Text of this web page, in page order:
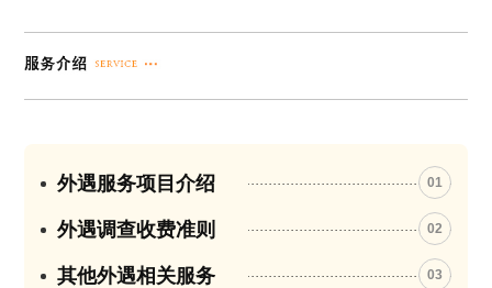
外遇服务项目介绍 01
外遇调查收费准则 02
其他外遇相关服务 03